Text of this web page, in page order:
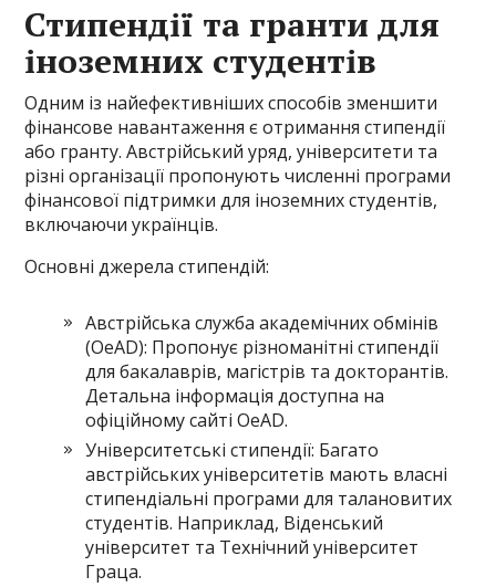
Стипендії та гранти для
іноземних студентів
Одним із найефективніших способів зменшити
фінансове навантаження є отримання стипендії
або гранту. Австрійський уряд, університети та
різні організації пропонують численні програми
фінансової підтримки для іноземних студентів,
включаючи українців.
Основні джерела стипендій:
Австрійська служба академічних обмінів
(OeAD): Пропонує різноманітні стипендії
для бакалаврів, магістрів та докторантів.
Детальна інформація доступна на
офіційному сайті OeAD.
Університетські стипендії: Багато
австрійських університетів мають власні
стипендіальні програми для талановитих
студентів. Наприклад, Віденський
університет та Технічний університет
Граца.